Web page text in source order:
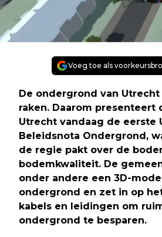
Voeg toe als
De ondergrond van
raken. Daarom presenteert
Utrecht vandaag de eerste
Beleidsnota Ondergrond,
de regie pakt over de
bodemkwaliteit. De
onder andere een 3D-
ondergrond en zet in op
kabels en leidingen om
ondergrond te besparen.